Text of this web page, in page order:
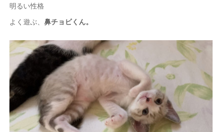
明るい性格
よく遊ぶ、 鼻チョビくん。